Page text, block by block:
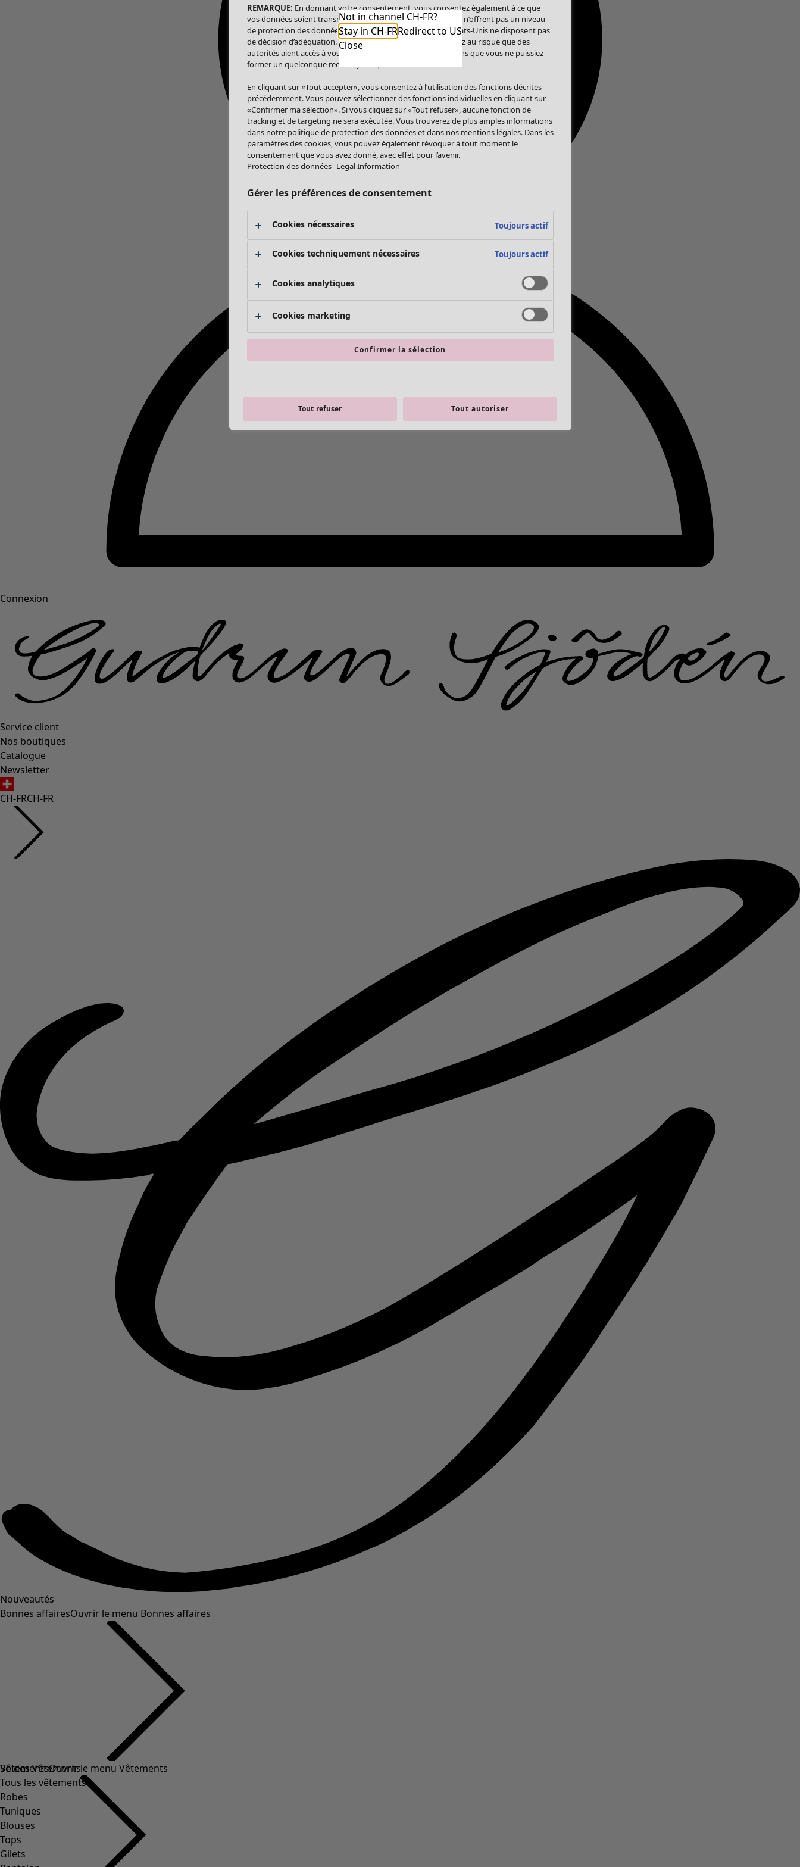
Connexion
Service client
Nos boutiques
Catalogue
Newsletter
CH-FRCH-FR
Nouveautés
Bonnes affairesOuvrir le menu Bonnes affaires
Soldes Vêtements
Tous les vêtements
Robes
Tuniques
Blouses
Tops
Gilets
VêtementsOuvrir le menu Vêtements
Not in channel CH-FR?
Stay in CH-FRRedirect to US
Close
REMARQUE: En donnant votre consentement, vous consentez également à ce que
vos données soient transmises aux États-Unis. Les États-Unis n’offrent pas un niveau
de protection des données comparable à celui de l’UE. Les États-Unis ne disposent pas
de décision d’adéquation. Par conséquent, vous vous exposez au risque que des
autorités aient accès à vos données à caractère personnel sans que vous ne puissiez
former un quelconque recours juridique en la matière.
En cliquant sur «Tout accepter», vous consentez à l’utilisation des fonctions décrites
précédemment. Vous pouvez sélectionner des fonctions individuelles en cliquant sur
«Confirmer ma sélection». Si vous cliquez sur «Tout refuser», aucune fonction de
tracking et de targeting ne sera exécutée. Vous trouverez de plus amples informations
dans notre politique de protection des données et dans nos mentions légales. Dans les
paramètres des cookies, vous pouvez également révoquer à tout moment le
consentement que vous avez donné, avec effet pour l’avenir.
Protection des données Legal Information
Gérer les préférences de consentement
Cookies nécessaires Toujours actif
Cookies techniquement nécessaires Toujours actif
Cookies analytiques
Cookies marketing
Confirmer la sélection
Tout refuser Tout autoriser